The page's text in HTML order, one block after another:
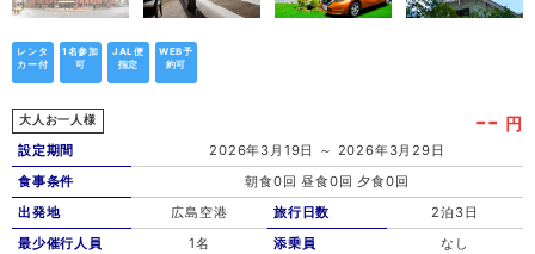
レンタ
カー付
1名参加
可
JAL便
指定
WEB予
約可
大人お一人様 -- 円
設定期間
2026年3月19日 ～ 2026年3月29日
食事条件
朝食0回 昼食0回 夕食0回
出発地
広島空港
最少催行人員
1名
旅行日数
2泊3日
添乗員
なし